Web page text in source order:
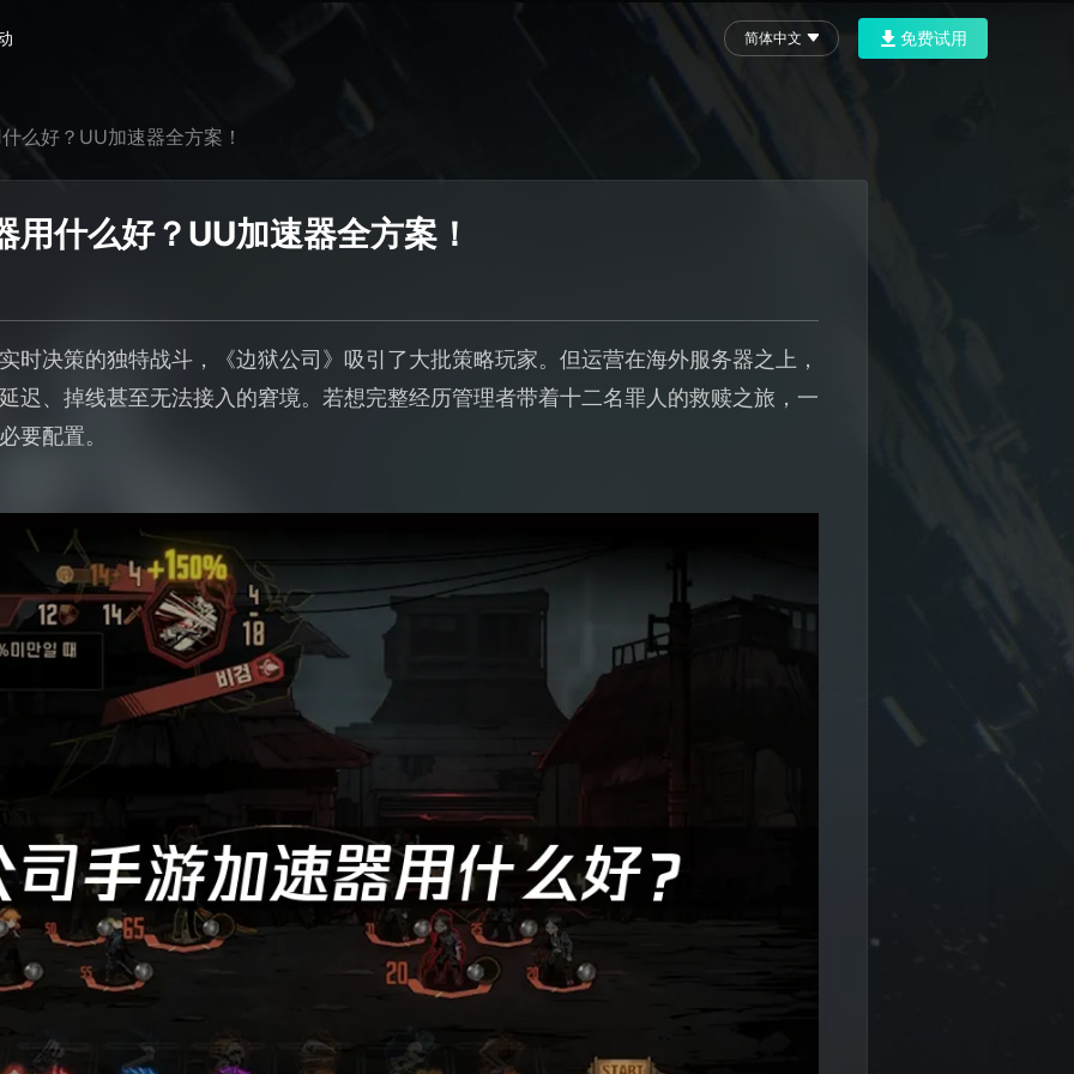
简体中文 免费试用
么好？UU加速器全方案！
用什么好？UU加速器全方案！
时决策的独特战斗，《边狱公司》吸引了大批策略玩家。但运营在海外服务器之上，
迟、掉线甚至无法接入的窘境。若想完整经历管理者带着十二名罪人的救赎之旅，一
要配置。